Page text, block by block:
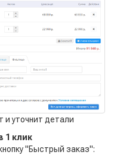
уточнит детали
1 клик
"Быстрый заказ":